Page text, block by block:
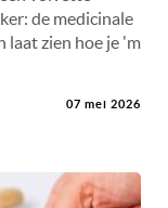
de medicinale
laat zien hoe je 'm
07 mei 2026